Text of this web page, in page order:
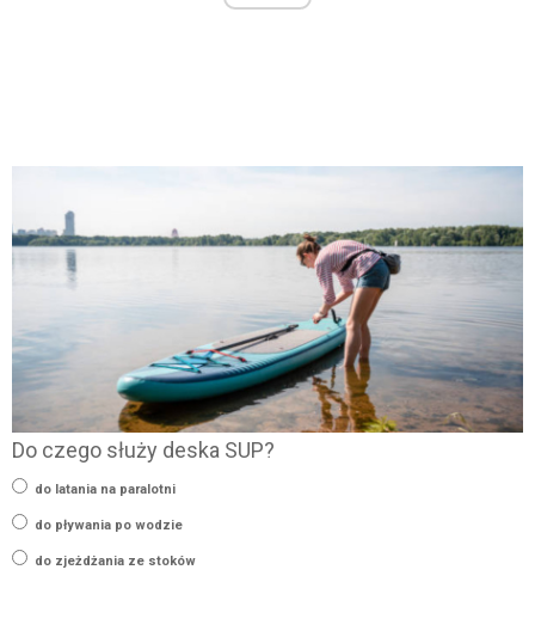
Do czego służy deska SUP?
do latania na paralotni
do pływania po wodzie
do zjeżdżania ze stoków